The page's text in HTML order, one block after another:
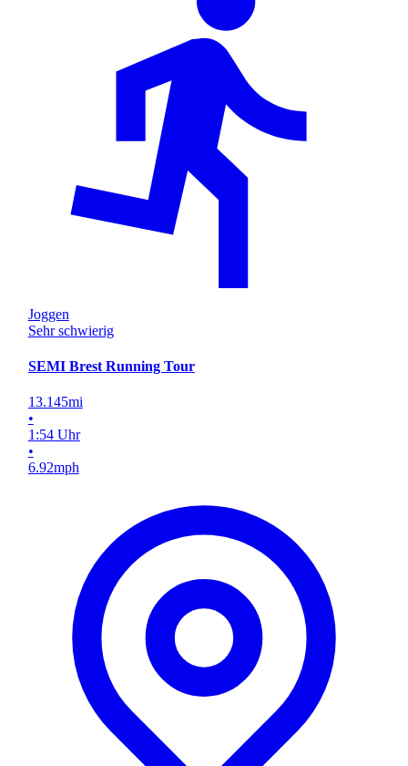
Joggen
Sehr schwierig
SEMI Brest Running Tour
13.145mi
•
1 :54Uhr
•
6.92mph